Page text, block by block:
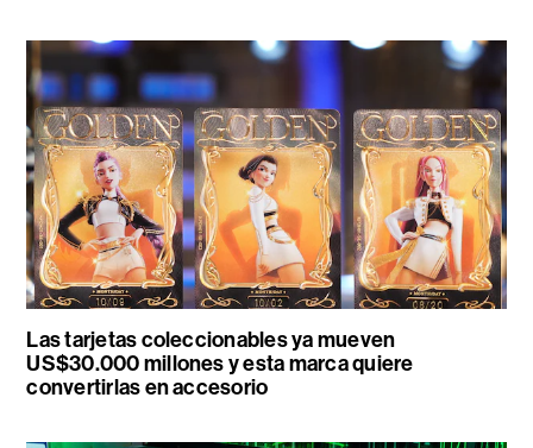
Las tarjetas coleccionables ya mueven
US$30.000 millones y esta marca quiere
convertirlas en accesorio